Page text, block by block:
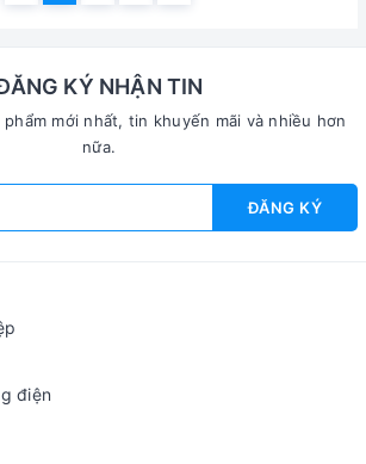
KÝ NHẬN TIN
mới nhất, tin khuyến mãi và nhiều hơn
nữa.
ĐĂNG KÝ
điện